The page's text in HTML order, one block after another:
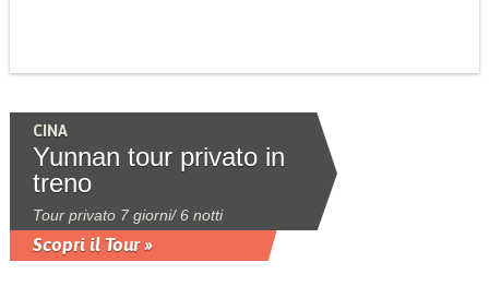
CINA
Yunnan tour privato in
treno
Tour privato 7 giorni/ 6 notti
Scopri il Tour »